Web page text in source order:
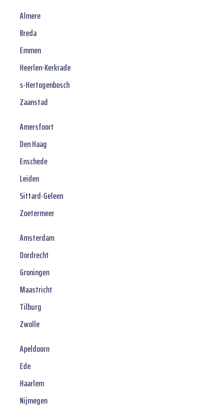
Almere
Breda
Emmen
Heerlen-Kerkrade
s-Hertogenbosch
Zaanstad
Amersfoort
Den Haag
Enschede
Leiden
Sittard-Geleen
Zoetermeer
Amsterdam
Dordrecht
Groningen
Maastricht
Tilburg
Zwolle
Apeldoorn
Ede
Haarlem
Nijmegen